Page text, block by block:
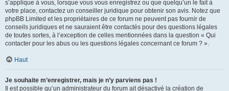
s’applique à vous, lorsque vous vous enregistrez ou que quelqu’un le fait à
votre place, contactez un conseiller juridique pour obtenir son avis. Notez que
phpBB Limited et les propriétaires de ce forum ne peuvent pas fournir de
conseils juridiques et ne sauraient être contactés pour des questions légales
de toutes sortes, à l’exception de celles mentionnées dans la question « Qui
contacter pour les abus ou les questions légales concernant ce forum ? ».
Haut
Je souhaite m’enregistrer, mais je n’y parviens pas !
Il est possible qu’un administrateur du forum ait désactivé la création de